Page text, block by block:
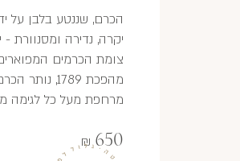
יקרה, נדירה ומסנוורת
צומת הכרמים המפוארים
מהפכת
מרחפת מעל כל לגימה
650
₪